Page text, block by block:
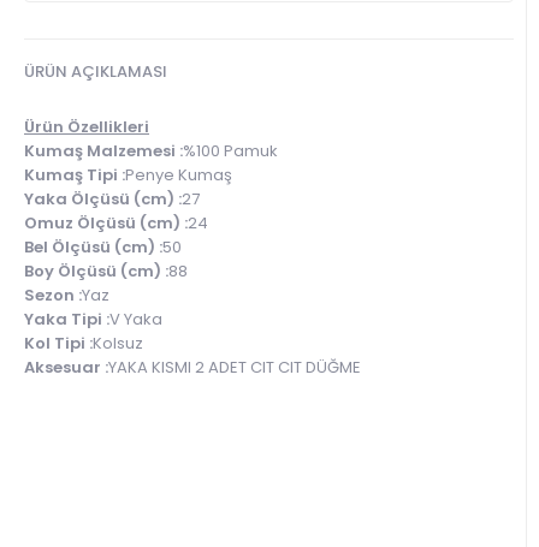
ÜRÜN AÇIKLAMASI
Ürün Özellikleri
Kumaş Malzemesi :%100 Pamuk
Kumaş Tipi :Penye Kumaş
Yaka Ölçüsü (cm) :27
Omuz Ölçüsü (cm) :24
Bel Ölçüsü (cm) :50
Boy Ölçüsü (cm) :88
Sezon :Yaz
Yaka Tipi :V Yaka
Kol Tipi :Kolsuz
Aksesuar :YAKA KISMI 2 ADET CIT CIT DÜĞME